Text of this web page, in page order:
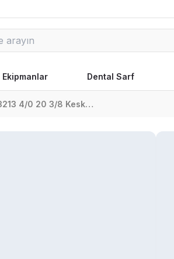
Ekipmanlar Dental Sarf
Pedesente D3213 4/0 20 3/8 Keskin (▼) 75Cm Pdo Emilebilir Sütür 12 Adet